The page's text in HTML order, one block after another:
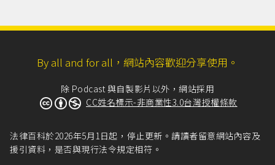
By all and for all，網站內容歡迎分享使用。
除 Podcast 與自製影片以外，網站採用
CC姓名標示-非商業性3.0台灣授權條款
法律百科於2026年5月1日起，停止更新。請讀者留意網站內容及
援引資料，是否與現行法令規定相符。